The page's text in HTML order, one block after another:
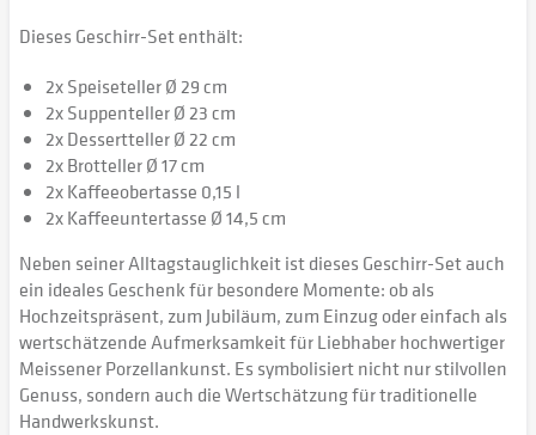
Dieses Geschirr-Set enthält:
2x Speiseteller Ø 29 cm
2x Suppenteller Ø 23 cm
2x Dessertteller Ø 22 cm
2x Brotteller Ø 17 cm
2x Kaffeeobertasse 0,15 l
2x Kaffeeuntertasse Ø 14,5 cm
Neben seiner Alltagstauglichkeit ist dieses Geschirr-Set auch
ein ideales Geschenk für besondere Momente: ob als
Hochzeitspräsent, zum Jubiläum, zum Einzug oder einfach als
wertschätzende Aufmerksamkeit für Liebhaber hochwertiger
Meissener Porzellankunst. Es symbolisiert nicht nur stilvollen
Genuss, sondern auch die Wertschätzung für traditionelle
Handwerkskunst.